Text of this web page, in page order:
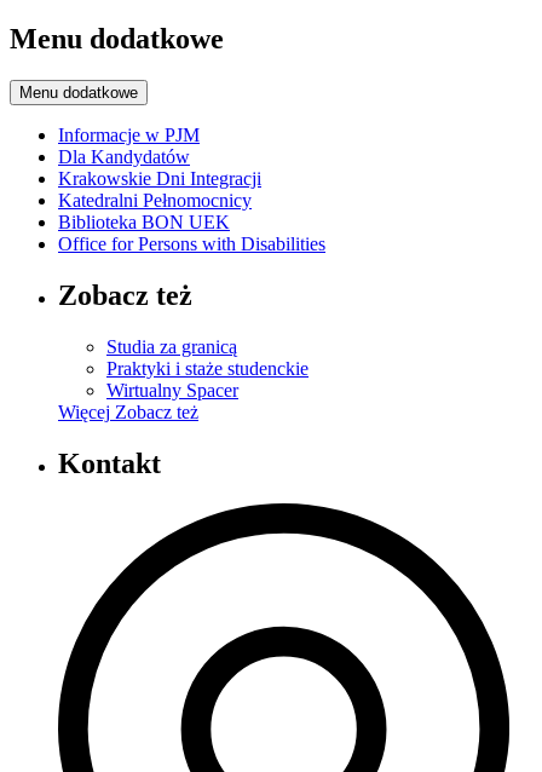
Menu dodatkowe
Menu dodatkowe
Informacje w PJM
Dla Kandydatów
Krakowskie Dni Integracji
Katedralni Pełnomocnicy
Biblioteka BON UEK
Office for Persons with Disabilities
Zobacz też
Studia za granicą
Praktyki i staże studenckie
Wirtualny Spacer
Więcej Zobacz też
Kontakt